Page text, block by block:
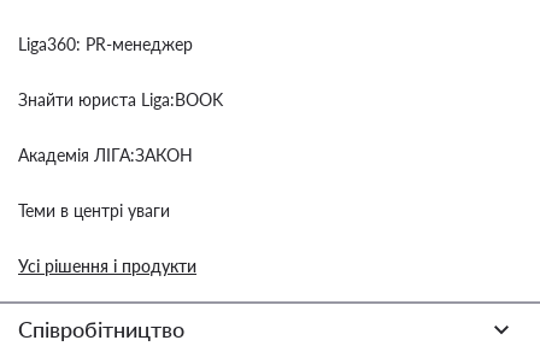
Liga360: PR-менеджер
Знайти юриста Liga:BOOK
Академія ЛІГА:ЗАКОН
Теми в центрі уваги
Усі рішення і продукти
Співробітництво